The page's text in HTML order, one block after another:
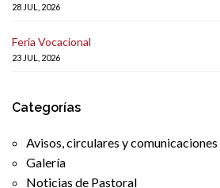
28 JUL, 2026
Feria Vocacional
23 JUL, 2026
Categorías
Avisos, circulares y comunicaciones
Galería
Noticias de Pastoral